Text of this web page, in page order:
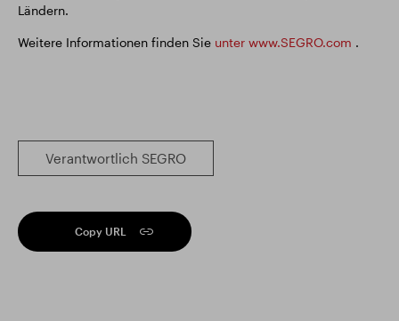
Ländern.
Weitere Informationen finden Sie unter www.SEGRO.com .
Verantwortlich SEGRO
Copy URL